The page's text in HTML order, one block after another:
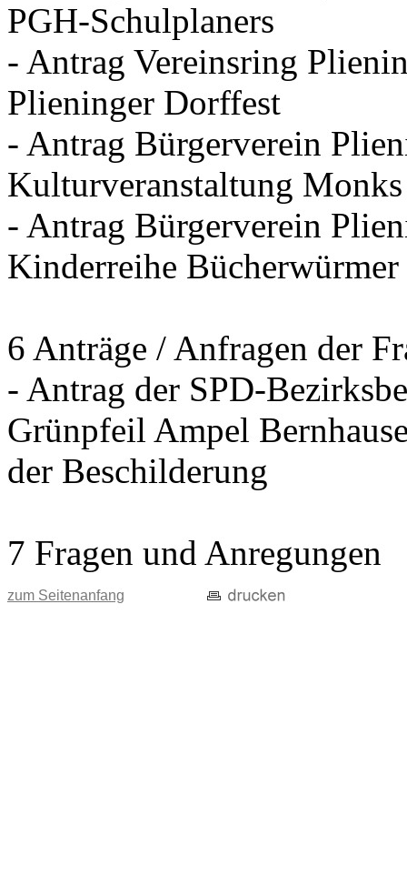
PGH-Schulplaners
- Antrag Vereinsring
Plieninger Dorffest
- Antrag Bürgerverein
Kulturveranstaltung Monks
- Antrag Bürgerverein
Kinderreihe Bücherwürmer
6 Anträge / Anfragen der
- Antrag der SPD-
Grünpfeil Ampel
der Beschilderung
7 Fragen und Anregungen
zum Seitenanfang